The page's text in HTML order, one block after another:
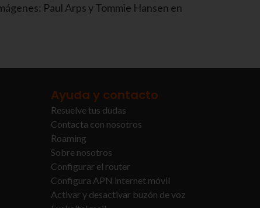
Paul Arps y Tommie Hansen en
Ayuda y contacto
Resuelve tus dudas
Contacta con nosotros
Roaming
Sobre nosotros
Configurar el router
Configura APN internet móvil
Activar y desactivar buzón de voz